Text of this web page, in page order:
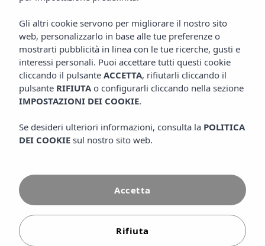
Maryland
In questa sezione troverete le risposte alle domande più
frequenti sull'Insotel Club Maryland, il nostro hotel tre stelle
a Formentera, una delle isole più tranquille ed esclusive del
Mediterraneo. Abbiamo raccolto tutte le informazioni
necessarie per organizzare il vostro soggiorno: processi di
disponibili e tutti i servizi dell'hotel. Scoprite le
caratteristiche delle nostre camere e appartamenti, le
strutture del complesso — piscine, ristoranti, bar e aree
ricreative — e le attività disponibili durante il vostro
soggiorno a Formentera. Troverete anche informazioni su
Gli altri cookie servono per migliorare il nostro sito
web, personalizzarlo in base alle tue preferenze o
mostrarti pubblicità in linea con le tue ricerche, gusti e
interessi personali. Puoi accettare tutti questi cookie
cliccando il pulsante ACCETTA, rifiutarli cliccando il
pulsante RIFIUTAo configurarli cliccando nella sezione
IMPOSTAZIONI DEI COOKIE.
Se desideri ulteriori informazioni, consulta la POLITICA
DEI COOKIE sul nostro sito web.
Rifiuta
Accetta